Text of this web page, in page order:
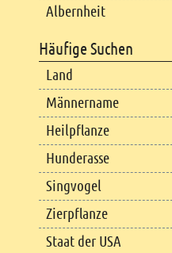
Albernheit
Häufige Suchen
Land
Männername
Heilpflanze
Hunderasse
Singvogel
Zierpflanze
Staat der USA